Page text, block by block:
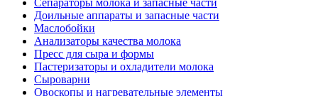
Сепараторы молока и запасные части
Доильные аппараты и запасные части
Маслобойки
Анализаторы качества молока
Пресс для сыра и формы
Пастеризаторы и охладители молока
Сыроварни
Овоскопы и нагревательные элементы